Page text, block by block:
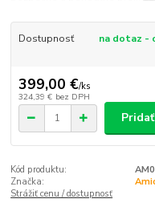
Dostupnosť na dotaz -
399,00 €/ks
324,39 € bez DPH
Kód produktu:
Značka:
Strážiť cenu / dostupnosť